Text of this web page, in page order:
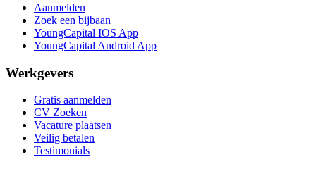
Aanmelden
Zoek een bijbaan
YoungCapital IOS App
YoungCapital Android App
Werkgevers
Gratis aanmelden
CV Zoeken
Vacature plaatsen
Veilig betalen
Testimonials